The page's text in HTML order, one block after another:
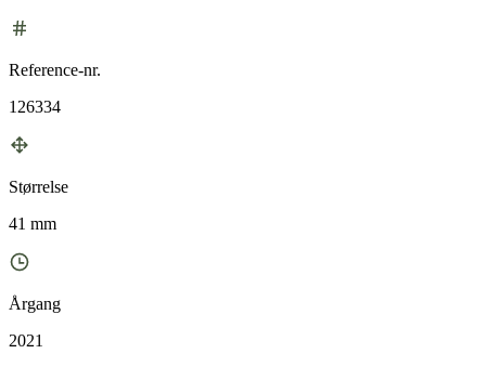
Reference-nr.
126334
Størrelse
41 mm
Årgang
2021